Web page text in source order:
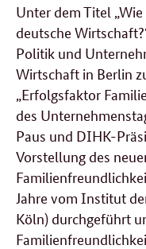
Unter dem Titel
deutsche
Politik und
Wirtschaft in Berlin
„Erfolgsfaktor
des
Paus und DIHK-
Vorstellung des
Jahre vom Institut
Köln) durchgeführt